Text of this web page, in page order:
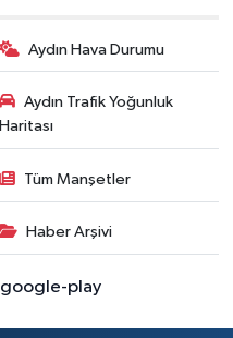
Aydın Hava Durumu
Aydın Trafik Yoğunluk
Haritası
Tüm Manşetler
Haber Arşivi